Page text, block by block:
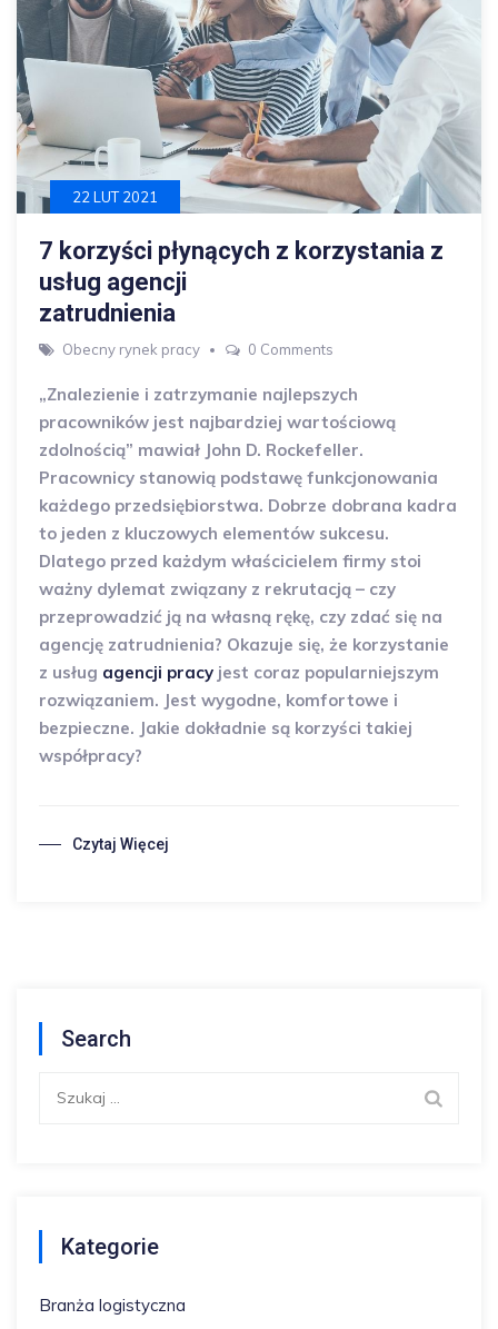
22 LUT 2021
7 korzyści płynących z korzystania z
usług agencji
zatrudnienia
Obecny rynek pracy 0 Comments
„Znalezienie i zatrzymanie najlepszych
pracowników jest najbardziej wartościową
zdolnością” mawiał John D. Rockefeller.
Pracownicy stanowią podstawę funkcjonowania
każdego przedsiębiorstwa. Dobrze dobrana kadra
to jeden z kluczowych elementów sukcesu.
Dlatego przed każdym właścicielem firmy stoi
ważny dylemat związany z rekrutacją – czy
przeprowadzić ją na własną rękę, czy zdać się na
agencję zatrudnienia? Okazuje się, że korzystanie
z usług agencji pracy jest coraz popularniejszym
rozwiązaniem. Jest wygodne, komfortowe i
bezpieczne. Jakie dokładnie są korzyści takiej
współpracy?
Czytaj Więcej
Search
Kategorie
Branża logistyczna